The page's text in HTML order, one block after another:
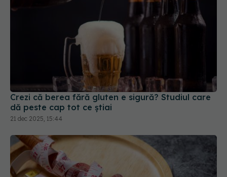
Crezi că berea fără gluten e sigură? Studiul care
dă peste cap tot ce știai
21 dec 2025, 15:44